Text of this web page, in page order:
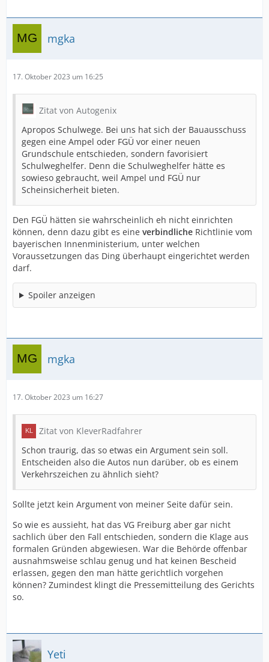
mgka
17. Oktober 2023 um 16:25
Zitat von Autogenix
Apropos Schulwege. Bei uns hat sich der Bauausschuss
gegen eine Ampel oder FGÜ vor einer neuen
Grundschule entschieden, sondern favorisiert
Schulweghelfer. Denn die Schulweghelfer hätte es
sowieso gebraucht, weil Ampel und FGÜ nur
Scheinsicherheit bieten.
Den FGÜ hätten sie wahrscheinlich eh nicht einrichten
können, denn dazu gibt es eine verbindliche Richtlinie vom
bayerischen Innenministerium, unter welchen
Voraussetzungen das Ding überhaupt eingerichtet werden
darf.
Spoiler anzeigen
mgka
17. Oktober 2023 um 16:27
Zitat von KleverRadfahrer
Schon traurig, das so etwas ein Argument sein soll.
Entscheiden also die Autos nun darüber, ob es einem
Verkehrszeichen zu ähnlich sieht?
Sollte jetzt kein Argument von meiner Seite dafür sein.
So wie es aussieht, hat das VG Freiburg aber gar nicht
sachlich über den Fall entschieden, sondern die Klage aus
formalen Gründen abgewiesen. War die Behörde offenbar
ausnahmsweise schlau genug und hat keinen Bescheid
erlassen, gegen den man hätte gerichtlich vorgehen
können? Zumindest klingt die Pressemitteilung des Gerichts
so.
Yeti